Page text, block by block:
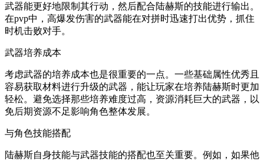
武器能更好地限制其行动，然后配合陆赫斯的技能进行输出。
在pvp中，高爆发伤害的武器能在对拼时迅速打出优势，抓住
时机击败对手。
武器培养成本
考虑武器的培养成本也是很重要的一点。一些基础属性优秀且
容易获取材料进行升级的武器，能让玩家在培养陆赫斯时更加
轻松。避免选择那些培养难度过高，资源消耗巨大的武器，以
免后期资源不足影响角色整体发展。
与角色技能搭配
陆赫斯自身技能与武器技能的搭配也至关重要。例如，如果他